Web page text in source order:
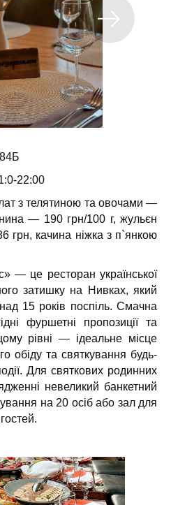
22:00
з телятиною та овочами —
— 190 грн/100 г, жульєн
грн, качина ніжка з п`янкою
— це ресторан української
затишку на Нивках, який
15 років поспіль. Смачна
фуршетні пропозиції та
рівні — ідеальне місце
обіду та святкування будь-
Для святкових родинних
невеликий банкетний
на 20 осіб або зал для